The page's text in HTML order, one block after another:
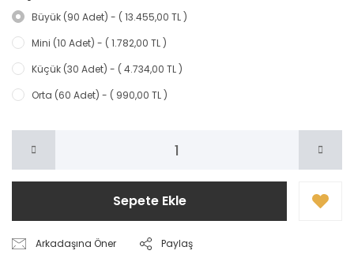
Büyük (90 Adet) - ( 13.455,00 TL )
Mini (10 Adet) - ( 1.782,00 TL )
Küçük (30 Adet) - ( 4.734,00 TL )
Orta (60 Adet) - ( 990,00 TL )
Sepete Ekle
Arkadaşına Öner Paylaş